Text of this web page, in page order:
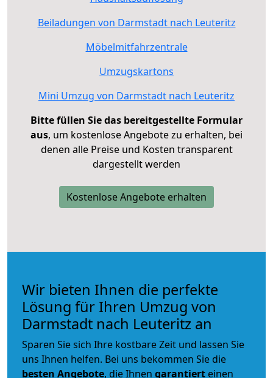
Beiladungen von Darmstadt nach Leuteritz
Möbelmitfahrzentrale
Umzugskartons
Mini Umzug von Darmstadt nach Leuteritz
Bitte füllen Sie das bereitgestellte Formular
aus, um kostenlose Angebote zu erhalten, bei
denen alle Preise und Kosten transparent
dargestellt werden
Kostenlose Angebote erhalten
Wir bieten Ihnen die perfekte
Lösung für Ihren Umzug von
Darmstadt nach Leuteritz an
Sparen Sie sich Ihre kostbare Zeit und lassen Sie
uns Ihnen helfen. Bei uns bekommen Sie die
besten Angebote, die Ihnen garantiert einen